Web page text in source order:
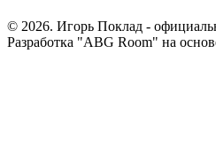
© 2026. Игорь Поклад -
Разработка "ABG Room" на